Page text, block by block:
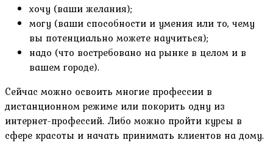
хочу (ваши желания);
могу (ваши способности и умения или то, чему
вы потенциально можете научиться);
надо (что востребовано на рынке в целом и в
вашем городе).
Сейчас можно освоить многие профессии в
дистанционном режиме или покорить одну из
интернет-профессий. Либо можно пройти курсы в
сфере красоты и начать принимать клиентов на дому.